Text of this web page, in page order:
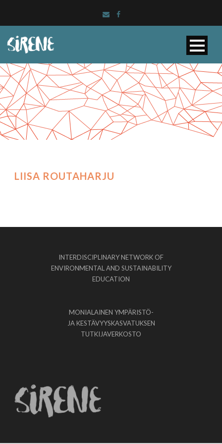
LIISA ROUTAHARJU
INTERDISCIPLINARY NETWORK OF
ENVIRONMENTAL AND SUSTAINABILITY
EDUCATION
MONIALAINEN YMPÄRISTÖ-
JA KESTÄVYYSKASVATUKSEN
TUTKIJAVERKOSTO